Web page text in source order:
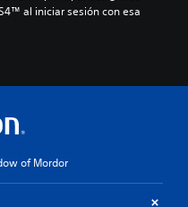
al iniciar sesión con esa
of Mordor